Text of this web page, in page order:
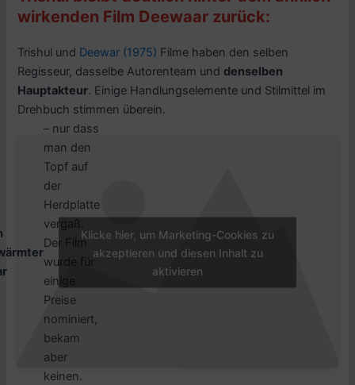
wirkenden Film Deewaar zurück:
Trishul und Deewar (1975) Filme haben den selben
Regisseur, dasselbe Autorenteam und denselben
Hauptakteur. Einige Handlungselemente und Stilmittel im
Drehbuch stimmen überein.
– nur dass
man den
Topf auf
der
Herdplatte
vergaß.
Der Film
wurde für
einige
Preise
nominiert,
bekam
aber
keinen.
Klicke hier, um Marketing-Cookies zu
akzeptieren und diesen Inhalt zu
aktivieren